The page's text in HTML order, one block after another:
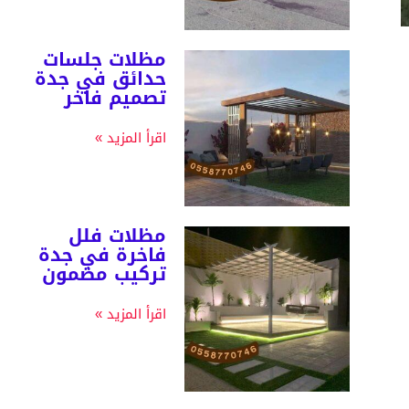
مظلات جلسات
حدائق في جدة
تصميم فاخر
اقرأ المزيد »
مظلات فلل
فاخرة في جدة
تركيب مضمون
اقرأ المزيد »